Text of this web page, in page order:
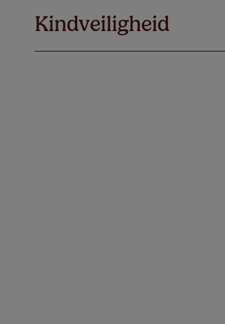
Kindveiligheid